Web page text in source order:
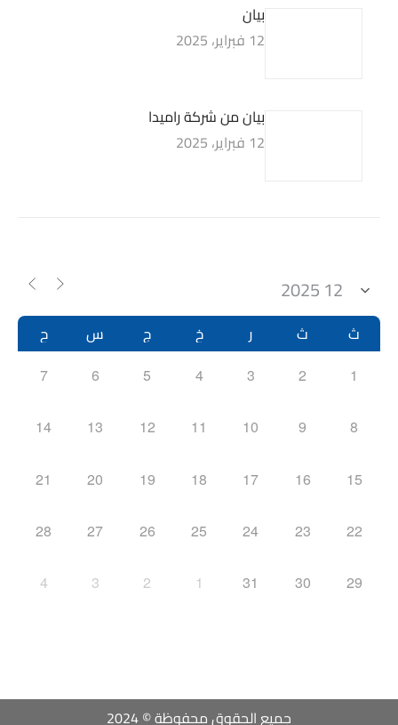
بيان
12 فبراير، 2025
بيان من شركة راميدا
12 فبراير، 2025
ث ث ر خ ج س ح
1
2
3
4
5
6
7
8
9
10
11
12
13
14
15
16
17
18
19
20
21
22
23
24
25
26
27
28
29
30
31
1
2
3
4
جميع الحقوق محفوظة © 2024